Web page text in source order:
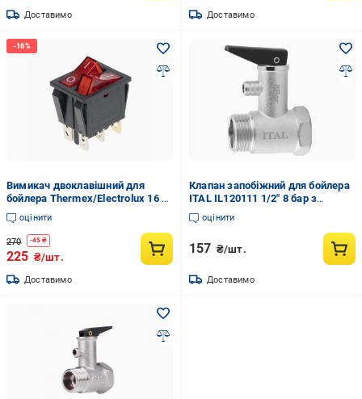
Доставимо Доставимо
Вимикач двоклавішний для
бойлера Thermex/Electrolux 16 A
250 V (SpT066135)
оцінити
270 -45 ₴
225 ₴/шт.
Доставимо
Клапан запобіжний для бойлера
ITAL IL120111 1/2" 8 бар з
ручкою (SQ-1055585)
оцінити
157 ₴/шт.
Доставимо